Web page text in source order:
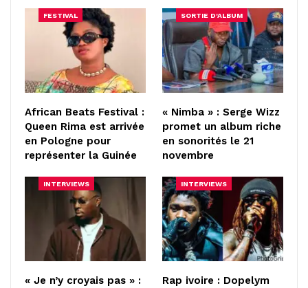
FESTIVAL
African Beats Festival :
Queen Rima est arrivée
en Pologne pour
représenter la Guinée
SORTIE D'ALBUM
« Nimba » : Serge Wizz
promet un album riche
en sonorités le 21
novembre
INTERVIEWS
« Je n’y croyais pas » :
INTERVIEWS
Rap ivoire : Dopelym